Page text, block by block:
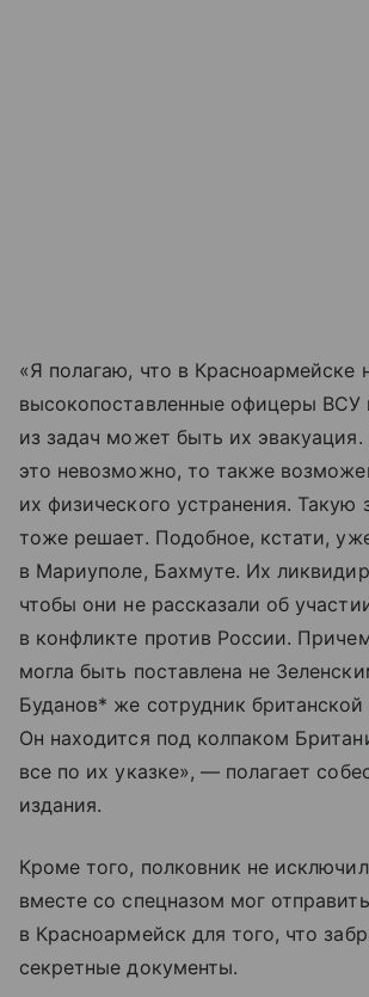
«Я полагаю, что в Красноармейске
высокопоставленные офицеры
из задач может быть их
это невозможно, то также
их физического устранения. Такую
тоже решает. Подобное, кстати,
в Мариуполе, Бахмуте. Их
чтобы они не рассказали об
в конфликте против России.
могла быть поставлена не
Буданов* же сотрудник британской
Он находится под колпаком
все по их указке», — полагает
издания.
Кроме того, полковник не
вместе со спецназом мог
в Красноармейск для того, что
секретные документы.